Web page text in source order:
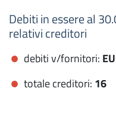
Debiti in essere al
relativi creditori
debiti v/fornitori:
totale creditori: 16